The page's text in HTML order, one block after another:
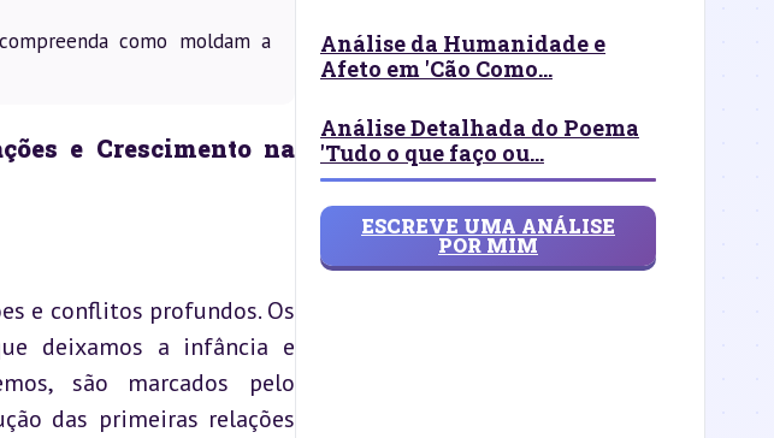
como moldam a
e Crescimento na
e conflitos profundos. Os
deixamos a infância e
são marcados pelo
das primeiras relações
Análise da Humanidade e
Afeto em 'Cão Como...
Análise Detalhada do Poema
'Tudo o que faço ou...
ESCREVE UMA ANÁLISE
POR MIM